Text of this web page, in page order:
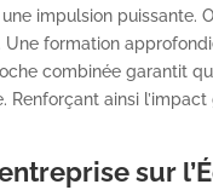
impulsion puissante.
formation
combinée garantit
Renforçant ainsi
sur